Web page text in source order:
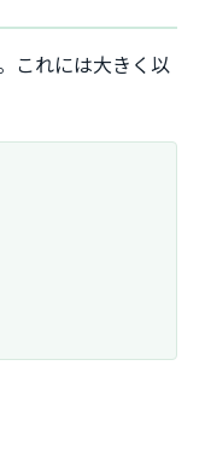
これには大きく以